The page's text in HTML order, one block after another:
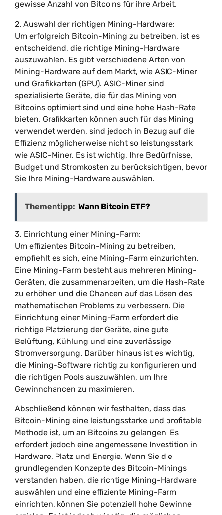
gewisse Anzahl von Bitcoins für ihre Arbeit.
2. Auswahl der richtigen Mining-Hardware:
Um erfolgreich Bitcoin-Mining zu betreiben, ist es
entscheidend, die richtige Mining-Hardware
auszuwählen. Es gibt verschiedene Arten von
Mining-Hardware auf dem Markt, wie ASIC-Miner
und Grafikkarten (GPU). ASIC-Miner sind
spezialisierte Geräte, die für das Mining von
Bitcoins optimiert sind und eine hohe Hash-Rate
bieten. Grafikkarten können auch für das Mining
verwendet werden, sind jedoch in Bezug auf die
Effizienz möglicherweise nicht so leistungsstark
wie ASIC-Miner. Es ist wichtig, Ihre Bedürfnisse,
Budget und Stromkosten zu berücksichtigen, bevor
Sie Ihre Mining-Hardware auswählen.
Thementipp: Wann Bitcoin ETF?
3. Einrichtung einer Mining-Farm:
Um effizientes Bitcoin-Mining zu betreiben,
empfiehlt es sich, eine Mining-Farm einzurichten.
Eine Mining-Farm besteht aus mehreren Mining-
Geräten, die zusammenarbeiten, um die Hash-Rate
zu erhöhen und die Chancen auf das Lösen des
mathematischen Problems zu verbessern. Die
Einrichtung einer Mining-Farm erfordert die
richtige Platzierung der Geräte, eine gute
Belüftung, Kühlung und eine zuverlässige
Stromversorgung. Darüber hinaus ist es wichtig,
die Mining-Software richtig zu konfigurieren und
die richtigen Pools auszuwählen, um Ihre
Gewinnchancen zu maximieren.
Abschließend können wir festhalten, dass das
Bitcoin-Mining eine leistungsstarke und profitable
Methode ist, um an Bitcoins zu gelangen. Es
erfordert jedoch eine angemessene Investition in
Hardware, Platz und Energie. Wenn Sie die
grundlegenden Konzepte des Bitcoin-Minings
verstanden haben, die richtige Mining-Hardware
auswählen und eine effiziente Mining-Farm
einrichten, können Sie potenziell hohe Gewinne